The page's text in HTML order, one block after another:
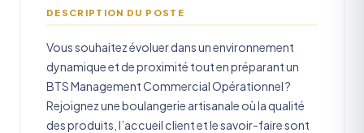
DESCRIPTION DU POSTE
Vous souhaitez évoluer dans un environnement
dynamique et de proximité tout en préparant un
BTS Management Commercial Opérationnel ?
Rejoignez une boulangerie artisanale où la qualité
des produits, l’accueil client et le savoir-faire sont